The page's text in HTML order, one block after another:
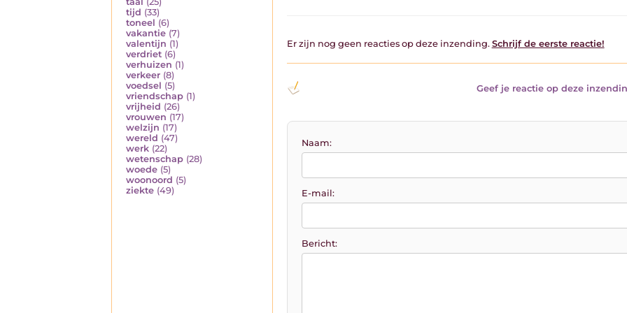
tijd (33)
toneel (6)
vakantie (7)
valentijn (1)
verdriet (6)
verhuizen (1)
verkeer (8)
voedsel (5)
vriendschap (1)
vrijheid (26)
vrouwen (17)
welzijn (17)
wereld (47)
werk (22)
wetenschap (28)
woede (5)
woonoord (5)
ziekte (49)
Er zijn nog geen reacties op deze inzending. Schrijf de eerste reactie!
Geef je reactie op deze
Naam:
E-mail:
Bericht: